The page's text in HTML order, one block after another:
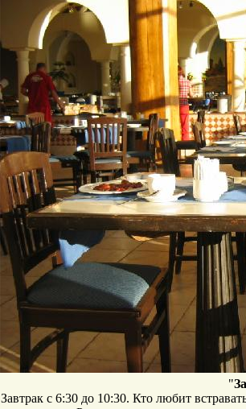
"
Завтрак с 6:30 до 10:30. Кто любит